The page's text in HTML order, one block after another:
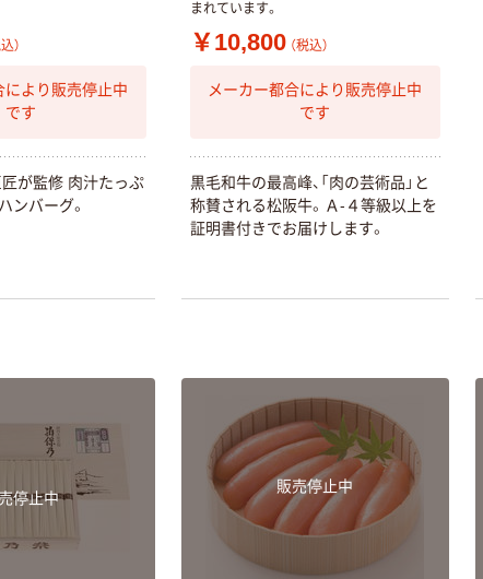
）
により販売停止中
です
匠が監修 肉汁たっぷ
ハンバーグ。
まれています。
￥10,800 （税込）
メーカー都合により販売停止中
です
黒毛和牛の最高峰、 「 肉の芸術品 」 と
称賛される松阪牛。 Ａ- ４等級以 上を
証明書付きでお届け します。
停止中
販売停止中
トイレットペー
パー シングル
イブレード
￥1,400~
人気商品
ク（10枚入り）
￥1,420
カゴへ
オリジナル
形 アルカリ乾